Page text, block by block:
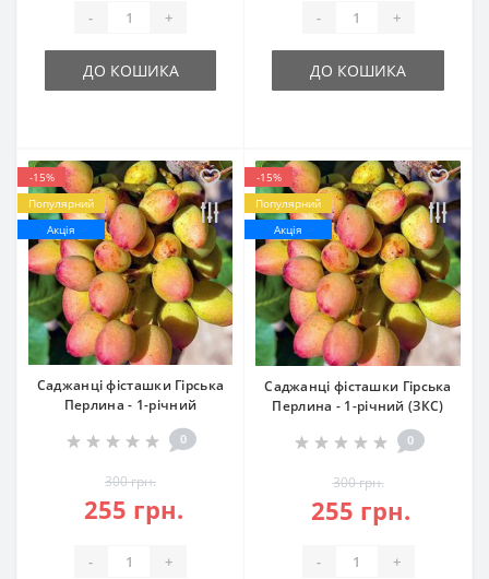
- +
ДО КОШИКА
- +
ДО КОШИКА
-15%
Популярний
Акція
Саджанці фісташки Гірська
Перлина - 1-річний
0
300 грн.
255 грн.
- +
-15%
Популярний
Акція
Саджанці фісташки Гірська
Перлина - 1-річний (ЗКС)
0
300 грн.
255 грн.
- +